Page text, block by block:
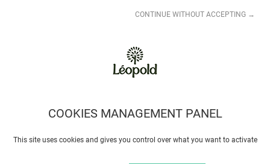
COOKIES MANAGEMENT PANEL
This site uses cookies and gives you control over what you want to activate
CONTINUE WITHOUT ACCEPTING →